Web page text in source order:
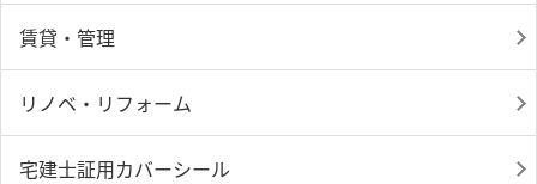
賃貸・管理
リノベ・リフォーム
宅建士証用カバーシール